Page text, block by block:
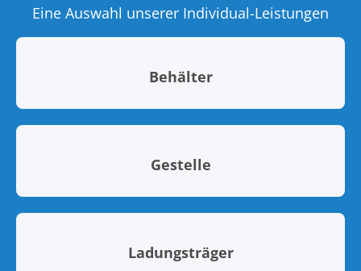
Eine Auswahl unserer Individual-Leistungen
Behälter
Gestelle
Ladungsträger